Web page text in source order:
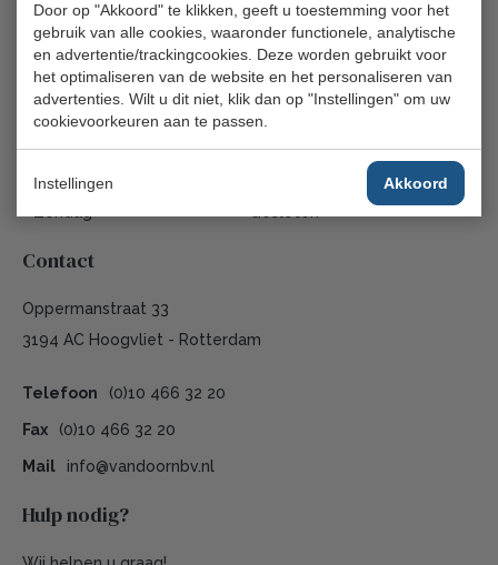
Door op "Akkoord" te klikken, geeft u toestemming voor het
gebruik van alle cookies, waaronder functionele, analytische
en advertentie/trackingcookies. Deze worden gebruikt voor
het optimaliseren van de website en het personaliseren van
advertenties. Wilt u dit niet, klik dan op "Instellingen" om uw
cookievoorkeuren aan te passen.
Instellingen Akkoord
Dinsdag 08:30 - 17:00
Woensdag 08:30 - 17:00
Donderdag 08:30 - 17:00
Zaterdag
Contact
Oppermanstraat 33
3194 AC Hoogvliet - Rotterdam
Telefoon (0)10 466 32 20
Fax (0)10 466 32 20
Mail info@vandoornbv.nl
Hulp nodig?